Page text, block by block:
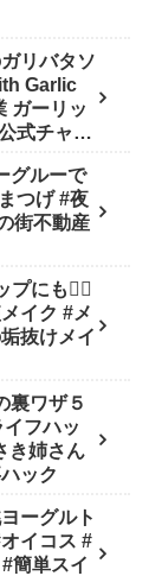
リバタソ
式チャン
グルーで
つげ #夜
街不動産
プにも❤️‍🔥
イク #メ
抜けメイ
裏ワザ５
フハッ
き姉さん
ック
ーグルト
イコス #
簡単スイ